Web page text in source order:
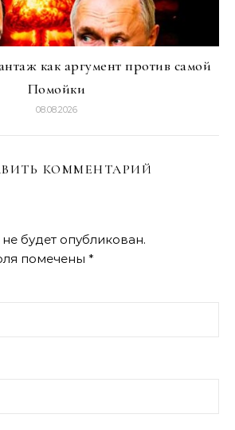
как аргумент против самой
Помойки
08.08.2026
КОММЕНТАРИЙ
будет опубликован.
помечены *